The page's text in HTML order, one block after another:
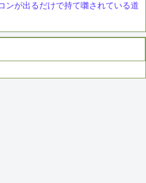
ンが出るだけで持て囃されている道